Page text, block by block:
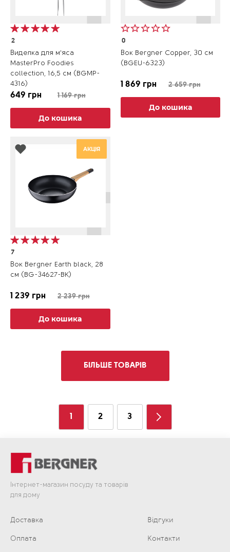
2
Виделка для м'яса
MasterPro Foodies
collection, 16,5 см (BGMP-
4316)
649 грн 1 169 грн
До кошика
0
Вок Bergner Copper, 30 см
(BGEU-6323)
1 869 грн 2 659 грн
До кошика
АКЦІЯ
7
Вок Bergner Earth black, 28
см (BG-34627-BK)
1 239 грн 2 239 грн
До кошика
БІЛЬШЕ ТОВАРІВ
1 2 3
Інтернет-магазин посуду та товарів
для дому
Доставка Відгуки
Оплата Контакти